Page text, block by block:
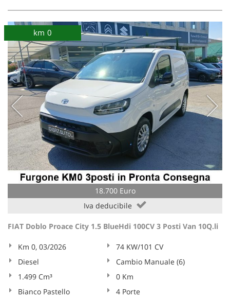
18.700 Euro
Iva deducibile
km 0
FIAT Doblo Proace City 1.5 BlueHdi 100CV 3 Posti Van 10Q.li
Km 0, 03/2026
74 KW/101 CV
Diesel
Cambio Manuale (6)
1.499 Cm³
0 Km
Bianco Pastello
4 Porte